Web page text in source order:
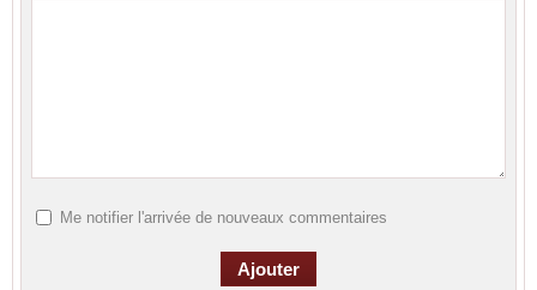
Me notifier l'arrivée de nouveaux commentaires